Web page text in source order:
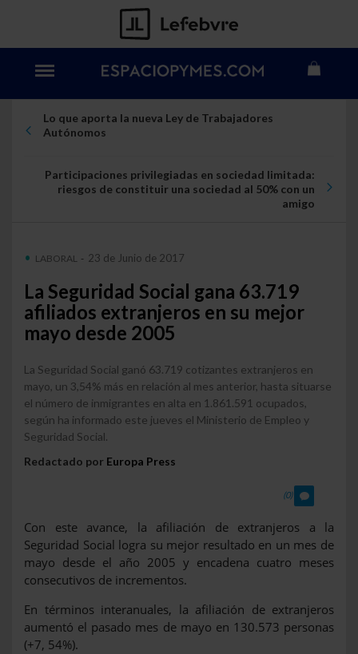
Lo que aporta la nueva Ley de Trabajadores
Autónomos
Participaciones privilegiadas en sociedad limitada:
riesgos de constituir una sociedad al 50% con un
amigo
LABORAL - 23 de Junio de 2017
La Seguridad Social gana 63.719
afiliados extranjeros en su mejor
mayo desde 2005
La Seguridad Social ganó 63.719 cotizantes extranjeros en
mayo, un 3,54% más en relación al mes anterior, hasta situarse
el número de inmigrantes en alta en 1.861.591 ocupados,
según ha informado este jueves el Ministerio de Empleo y
Seguridad Social.
Redactado por Europa Press
(0)
Con este avance, la afiliación de extranjeros a la
Seguridad Social logra su mejor resultado en un mes de
mayo desde el año 2005 y encadena cuatro meses
consecutivos de incrementos.
En términos interanuales, la afiliación de extranjeros
aumentó el pasado mes de mayo en 130.573 personas
(+7, 54%).